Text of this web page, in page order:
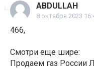
ABDULLAH
8 октября 2023
466,
Смотри еще шире:
Продаем газ России